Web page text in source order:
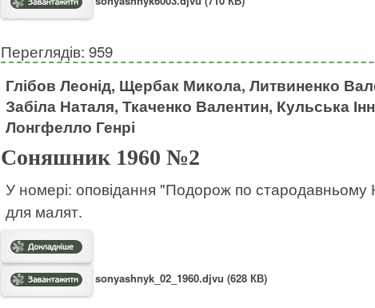
Переглядів: 959
Глібов Леонід, Щербак Микола, Литвиненко
Забіла Наталя, Ткаченко Валентин, Кульська
Лонгфелло Генрі
Соняшник 1960 №2
У номері: оповідання "Подорож по стародавньому
для малят.
sonyashnyk_02_1960.djvu (628 КВ)